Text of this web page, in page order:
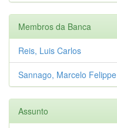
Membros da Banca
Reis, Luis Carlos
Sannago, Marcelo Felippe
Assunto